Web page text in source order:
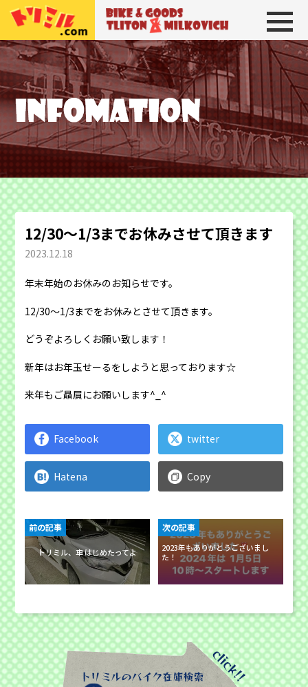
トリトン＆ミルコビッチ BIKE＆
12/30〜1/3までお休みさせて頂きます
2023.12.18
年末年始のお休みのお知らせです。
12/30〜1/3までをお休みとさせて頂きます。
どうぞよろしくお願い致します！
新年はお年玉せーるをしようと思っております☆
来年もご贔屓にお願いします^_^
Facebook twitter
Hatena Copy
トリミル、車 はじめたってよ
前の記事
2023年もありがとうございまし
た！
次の記事